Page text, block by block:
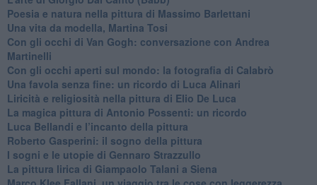
Poesia e natura nella pittura di Massimo Barlettani
Una vita da modella, Martina Tosi
​Con gli occhi di Van Gogh: conversazione con Andrea
Martinelli
​Con gli occhi aperti sul mondo: la fotografia di Calabrò
Una favola senza fine: un ricordo di Luca Alinari
Liricità e religiosità nella pittura di Elio De Luca
La magica pittura di Antonio Possenti: un ricordo
Luca Bellandi e l’incanto della pittura
​Roberto Gasperini: il sogno della pittura
I sogni e le utopie di Gennaro Strazzullo
La pittura lirica di Giampaolo Talani a Siena